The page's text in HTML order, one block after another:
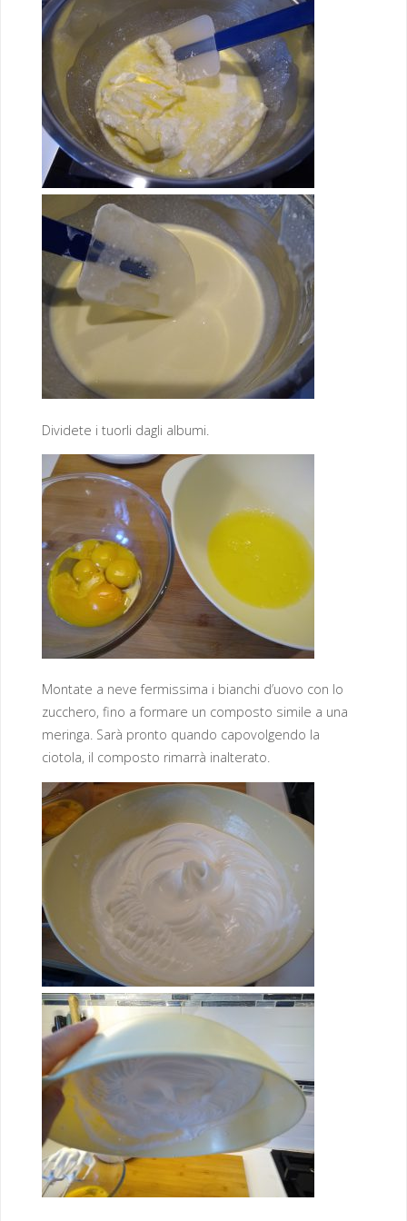
Dividete i tuorli dagli albumi.
Montate a neve fermissima i bianchi d’uovo con lo
zucchero, fino a formare un composto simile a una
meringa. Sarà pronto quando capovolgendo la
ciotola, il composto rimarrà inalterato.